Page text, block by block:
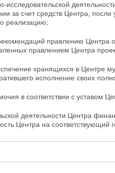
исследовательской
за счет средств Центра, после
реализацию;
правлению
правлением Центра
хранящихся в Центре
исполнение своих
в соответствии с уставом
деятельности Центра
Центра на соответствующий